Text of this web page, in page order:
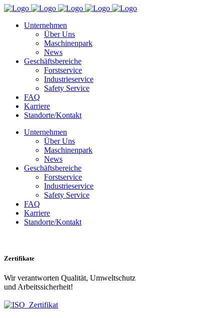
Unternehmen
Über Uns
Maschinenpark
News
Geschäftsbereiche
Forstservice
Industrieservice
Safety Service
FAQ
Karriere
Standorte/Kontakt
Unternehmen
Über Uns
Maschinenpark
News
Geschäftsbereiche
Forstservice
Industrieservice
Safety Service
FAQ
Karriere
Standorte/Kontakt
Zertifikate
Wir verantworten Qualität, Umweltschutz
und Arbeitssicherheit!